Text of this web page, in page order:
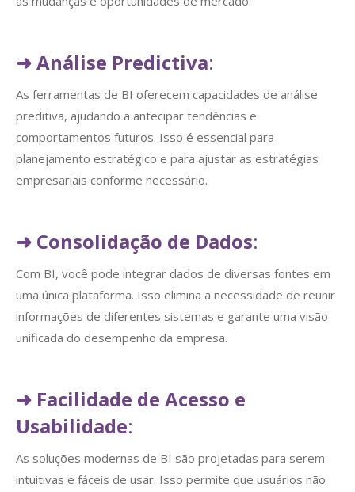
➜Análise Predictiva:
As ferramentas de BI oferecem capacidades de análise
preditiva, ajudando a antecipar tendências e
comportamentos futuros. Isso é essencial para
planejamento estratégico e para ajustar as estratégias
empresariais conforme necessário.
➜ Consolidação de Dados:
Com BI, você pode integrar dados de diversas fontes em
uma única plataforma. Isso elimina a necessidade de reunir
informações de diferentes sistemas e garante uma visão
unificada do desempenho da empresa.
➜ Facilidade de Acesso e
Usabilidade:
As soluções modernas de BI são projetadas para serem
intuitivas e fáceis de usar. Isso permite que usuários não